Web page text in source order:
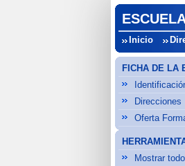
Inicio
FICHA DE LA
Direcciones
Oferta
Mostrar todo